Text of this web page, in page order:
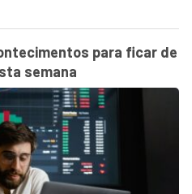
para ficar de
semana